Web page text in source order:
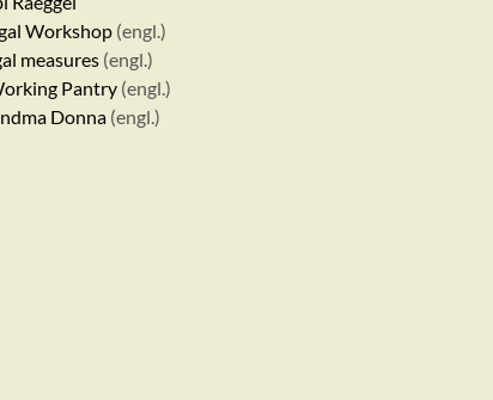
Workshop (engl.)
measures (engl.)
Pantry (engl.)
Donna (engl.)